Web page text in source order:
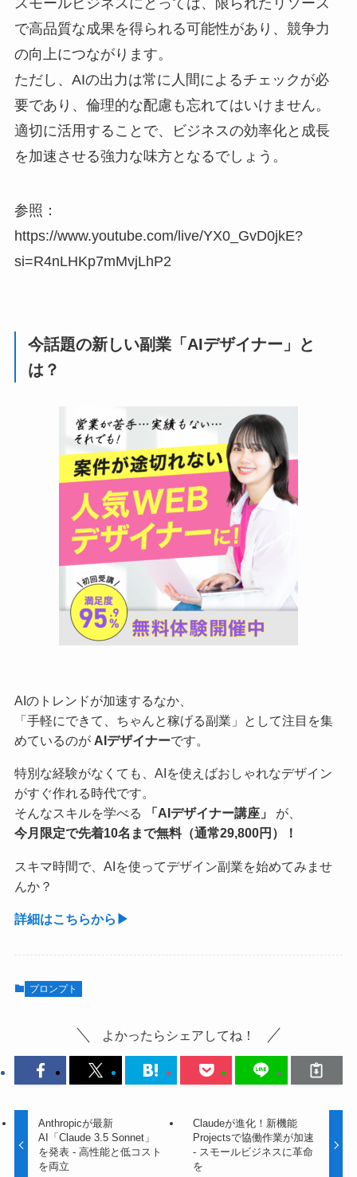
スモールビジネスにとっては、限られたリソース
で高品質な成果を得られる可能性があり、競争力
の向上につながります。
ただし、AIの出力は常に人間によるチェックが必
要であり、倫理的な配慮も忘れてはいけません。
適切に活用することで、ビジネスの効率化と成長
を加速させる強力な味方となるでしょう。
参照：
https://www.youtube.com/live/YX0_GvD0jkE?
si=R4nLHKp7mMvjLhP2
今話題の新しい副業「AIデザイナー」と
は？
AIのトレンドが加速するなか、
「手軽にできて、ちゃんと稼げる副業」として注目を集
めているのが AIデザイナーです。
特別な経験がなくても、AIを使えばおしゃれなデザイン
がすぐ作れる時代です。
そんなスキルを学べる
「AIデザイナー講座」
が、
今月限定で先着10名まで無料（通常29,800円）！
スキマ時間で、AIを使ってデザイン副業を始めてみませ
んか？
詳細はこちらから▶︎
プロンプト
よかったらシェアしてね！
Anthropicが最新
AI「Claude 3.5 Sonnet」
を発表 - 高性能と低コスト
を両立
Claudeが進化！新機能
Projectsで協働作業が加速
- スモールビジネスに革命
を